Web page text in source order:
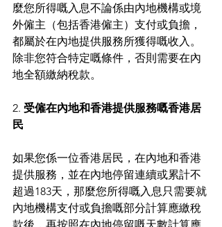
麼您所得嘅入息不論係由內地機構或境
外僱主（包括香港僱主）支付或負擔，
都屬於在內地提供服務所獲得嘅收入。
除非您符合特定嘅條件，否則需要在內
地全額繳納稅款。
2. 受僱在內地和香港提供服務嘅香港居
民
如果您係一位香港居民，在內地和香港
提供服務，並在內地停留連續或累計不
超過183天，那麼您所得嘅入息只需要就
內地機構支付或負擔嘅部分計算應繳稅
款後，再按照在內地停留嘅天數計算應